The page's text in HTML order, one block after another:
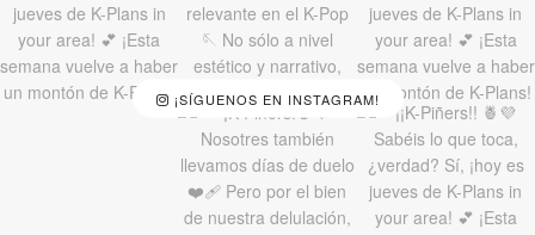
¡SÍGUENOS EN INSTAGRAM!